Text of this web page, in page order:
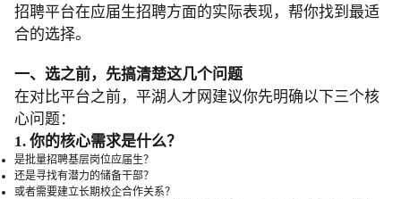
招聘平台在应届生招聘方面的实际表现，帮你找到最适
合的选择。
一、选之前，先搞清楚这几个问题
在对比平台之前，平湖人才网建议你先明确以下三个核
心问题：
1. 你的核心需求是什么？
是批量招聘基层岗位应届生？
还是寻找有潜力的储备干部？
或者需要建立长期校企合作关系？